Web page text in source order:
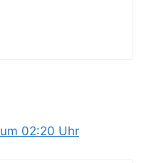
02:20 Uhr